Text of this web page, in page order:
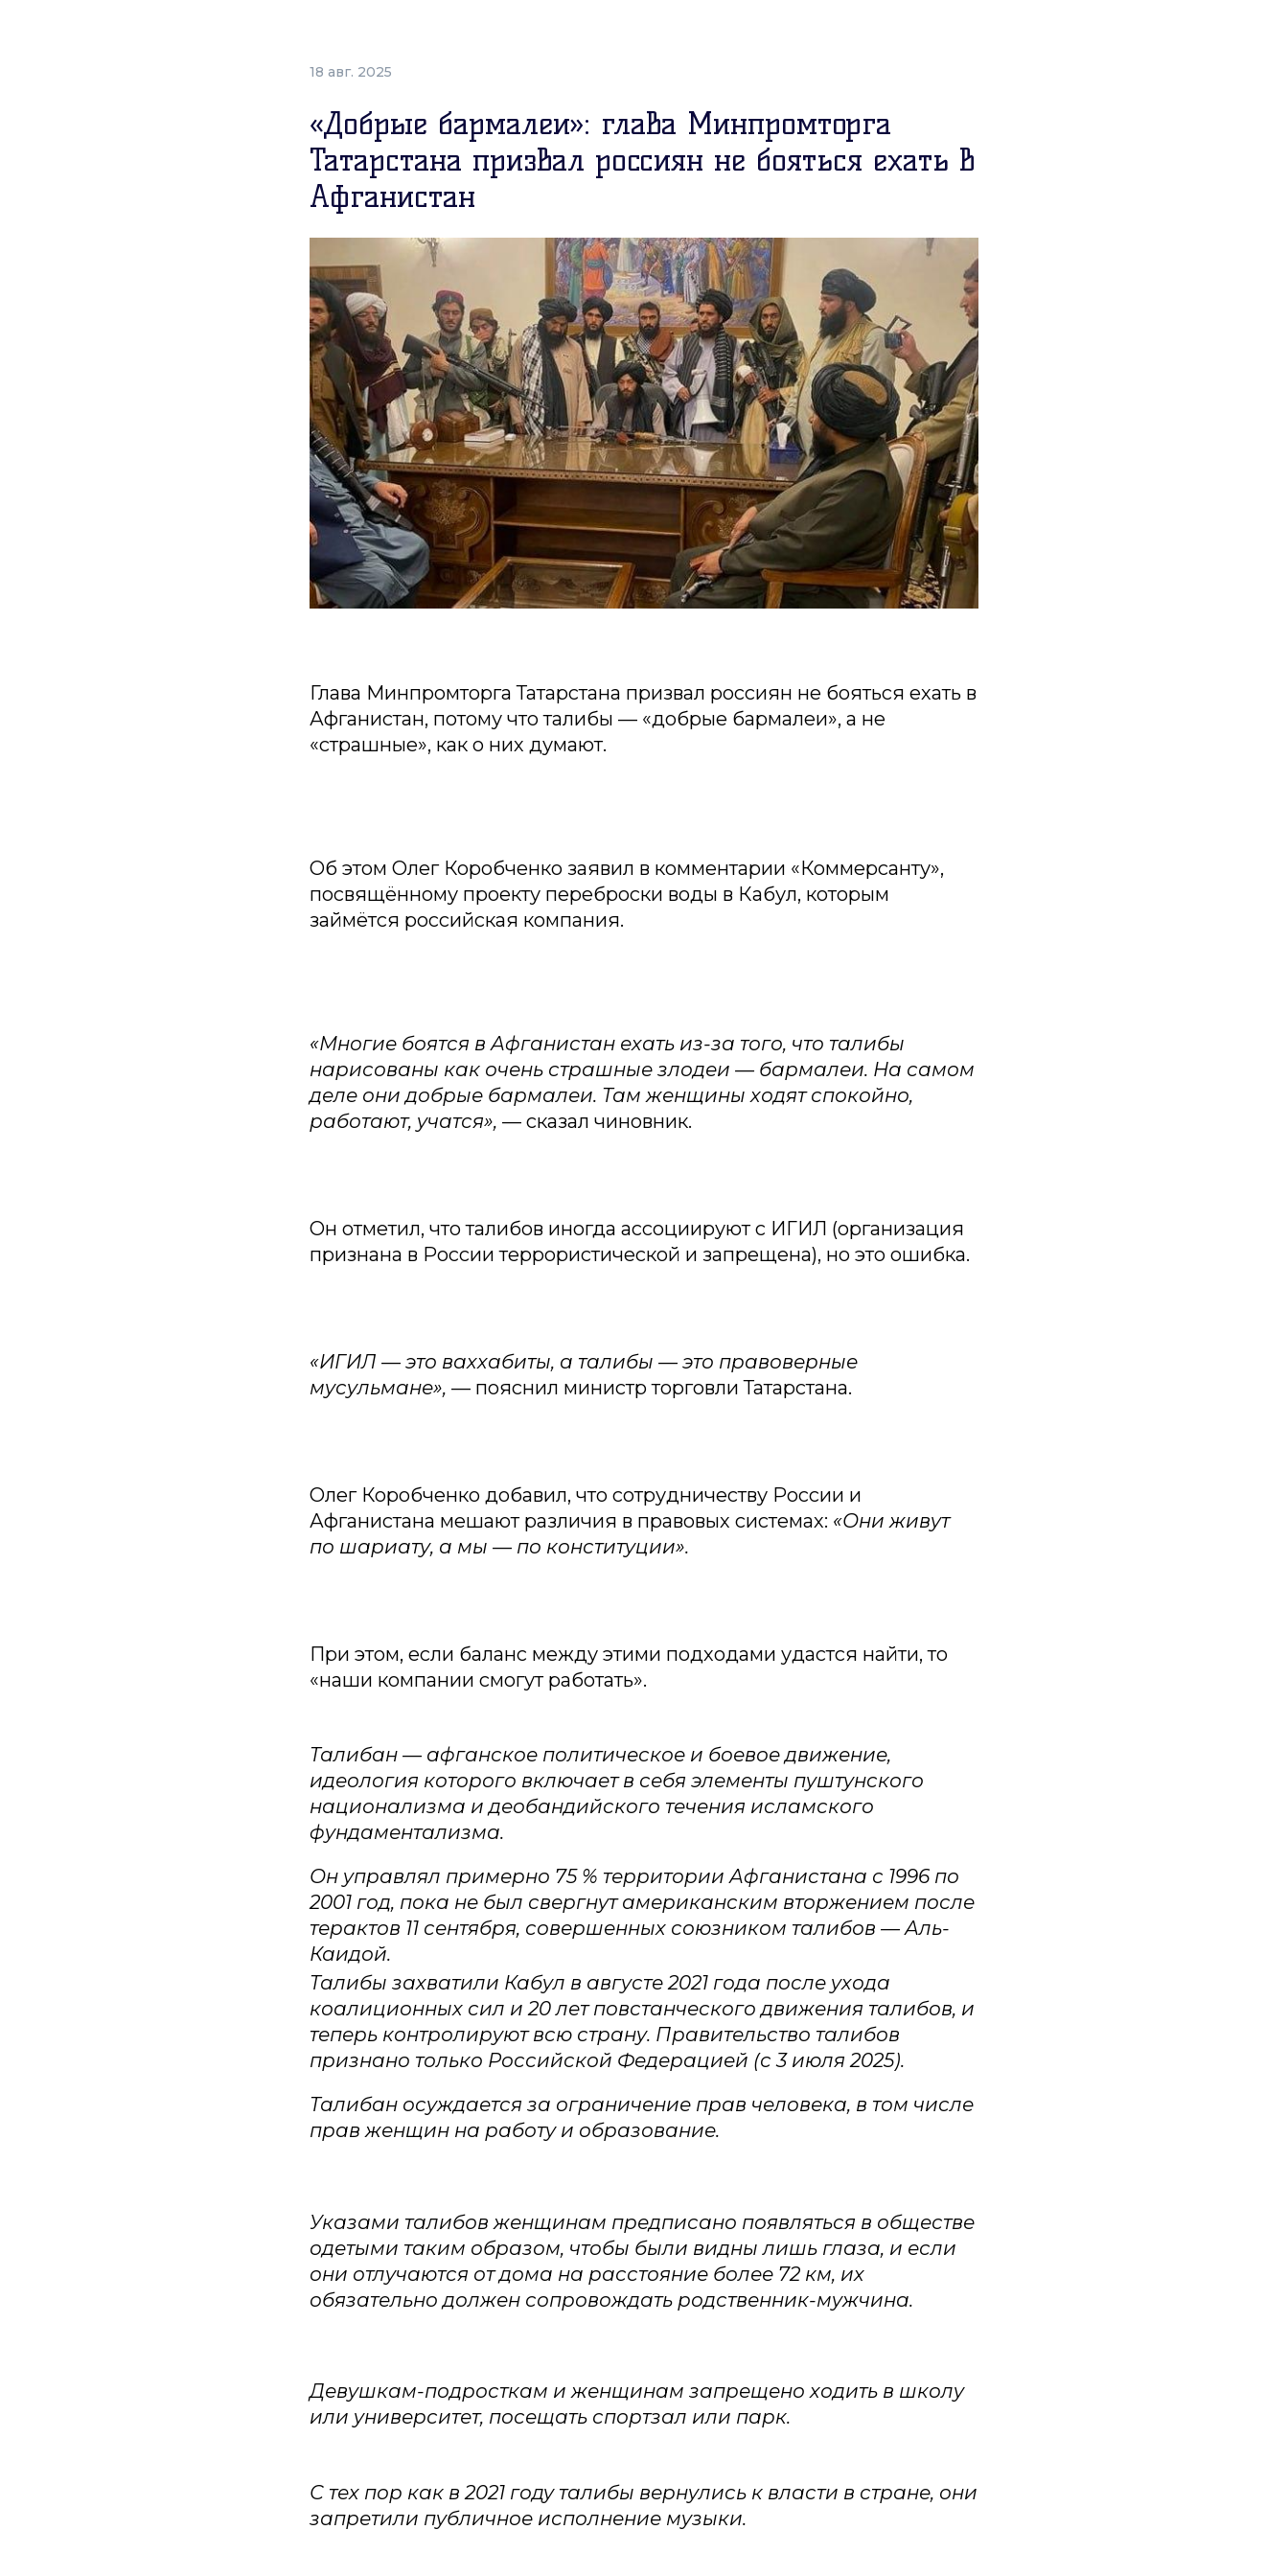
18 авг. 2025
«Добрые бармалеи»: глава Минпромторга
Татарстана призвал россиян не бояться ехать в
Афганистан
Глава Минпромторга Татарстана призвал россиян не бояться ехать в
Афганистан, потому что талибы — «добрые бармалеи», а не
«страшные», как о них думают.
Об этом Олег Коробченко заявил в комментарии «Коммерсанту»,
посвящённому проекту переброски воды в Кабул, которым
займётся российская компания.
«Многие боятся в Афганистан ехать из-за того, что талибы
нарисованы как очень страшные злодеи — бармалеи. На самом
деле они добрые бармалеи. Там женщины ходят спокойно,
работают, учатся», — сказал чиновник.
Он отметил, что талибов иногда ассоциируют с ИГИЛ (организация
признана в России террористической и запрещена), но это ошибка.
«ИГИЛ — это ваххабиты, а талибы — это правоверные
мусульмане», — пояснил министр торговли Татарстана.
Олег Коробченко добавил, что сотрудничеству России и
Афганистана мешают различия в правовых системах: «Они живут
по шариату, а мы — по конституции».
При этом, если баланс между этими подходами удастся найти, то
«наши компании смогут работать».
Талибан — афганское политическое и боевое движение,
идеология которого включает в себя элементы пуштунского
национализма и деобандийского течения исламского
фундаментализма.
Он управлял примерно 75 % территории Афганистана с 1996 по
2001 год, пока не был свергнут американским вторжением после
терактов 11 сентября, совершенных союзником талибов — Аль-
Каидой.
Талибы захватили Кабул в августе 2021 года после ухода
коалиционных сил и 20 лет повстанческого движения талибов, и
теперь контролируют всю страну. Правительство талибов
признано только Российской Федерацией (с 3 июля 2025).
Талибан осуждается за ограничение прав человека, в том числе
прав женщин на работу и образование.
Указами талибов женщинам предписано появляться в обществе
одетыми таким образом, чтобы были видны лишь глаза, и если
они отлучаются от дома на расстояние более 72 км, их
обязательно должен сопровождать родственник-мужчина.
Девушкам-подросткам и женщинам запрещено ходить в школу
или университет, посещать спортзал или парк.
С тех пор как в 2021 году талибы вернулись к власти в стране, они
запретили публичное исполнение музыки.